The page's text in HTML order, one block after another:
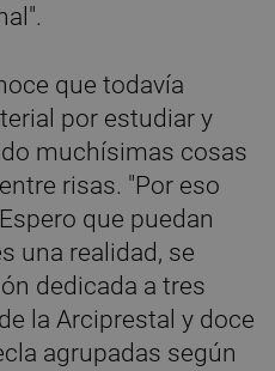
que todavía
por estudiar y
muchísimas cosas
risas. "Por eso
que puedan
una realidad, se
dedicada a tres
la Arciprestal y doce
agrupadas según